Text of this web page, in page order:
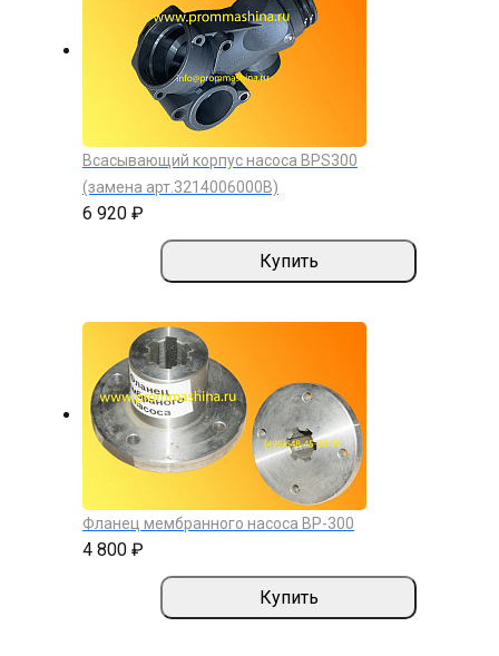
Всасывающий корпус насоса BPS300
(замена арт.3214006000B)
6 920 ₽
Купить
Фланец мембранного насоса BP-300
4 800 ₽
Купить